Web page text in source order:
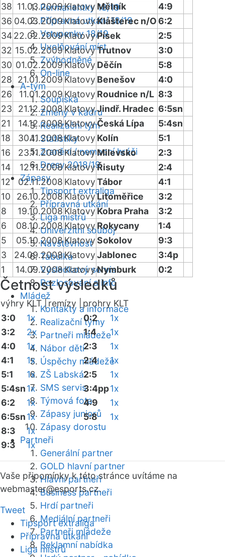
Permanentky 18/19
Přípravná utkání 18/19
Vstupenky 18/19
Uvolňování míst
Zvýhodněné
On-line
A-tým
Soupiska
Změny v kádru
Realizační tým
Statistiky
Zranění / nemocní hráči
Dresy 2018/19
Zápasy
Tipsport extraliga
Přípravná utkání
Liga mistrů
Univerzitní souboj
Návštěvnost
Tabulka
Výsledkový servis
Rozlosování a info
Mládež
Kontakty a informace
Realizační týmy
Partneři mládeže
Nábor dětí
Úspěchy mládeže
ZŠ Labská
SMS servis
Týmová fota
Zápasy juniorů
Zápasy dorostu
Partneři
Generální partner
GOLD hlavní partner
Hlavní partneři
Business partneři
Hrdí partneři
Mediální partneři
Partneři mládeže
Reklamní nabídka
38 11.03.2009Klatovy Mělník
4:9
36 04.03.2009KlatovyKlášterec n/O6:2
3422.02.2009KlatovyPísek
2:5
32 15.02.2009 KlatovyTrutnov
3:0
30 01.02.2009Klatovy Děčín
5:8
28
21.01.2009 Klatovy Benešov
4:0
26
11.01.2009Klatovy Roudnice n/L 8:3
23
21.12.2008KlatovyJindř. Hradec 6:5sn
21
14.12.2008KlatovyČeská Lípa
5:4sn
18
30.11.2008Klatovy Kolín
5:1
16
23.11.2008KlatovyMilevsko
2:3
14
12.11.2008KlatovyŘisuty
2:4
12
02.11.2008 KlatovyTábor
4:1
10
26.10.2008KlatovyLitoměřice
3:2
8
19.10.2008Klatovy Kobra Praha
3:2
6
08.10.2008 Klatovy Rokycany
1:4
5
05.10.2008KlatovySokolov
9:3
3
24.09.2008KlatovyJablonec
3:4p
1
14.09.2008KlatovyNymburk 0:2
Četnost výsledků
výhry KLT | remízy |
prohry KLT
3:0
1x
3:2
2x
4:0
1x
4:1
1x
5:1
1x
5:4sn1x
6:2
1x
6:5sn1x
8:3
1x
9:3
1x
0:2
1x
1:4
1x
2:3
1x
2:4
1x
2:5
1x
3:4pp1x
4:9
1x
5:8
1x
Vaše připomínky k této stránce uvítáme na
webmaster@esports.cz.
Tweet
Tipsport extraliga
Přípravná utkání
Liga mistrů